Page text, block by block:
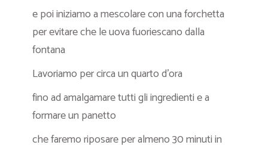
e poi iniziamo a mescolare con una forchetta
per evitare che le uova fuoriescano dalla
fontana
Lavoriamo per circa un quarto d’ora
fino ad amalgamare tutti gli ingredienti e a
formare un panetto
che faremo riposare per almeno 30 minuti in